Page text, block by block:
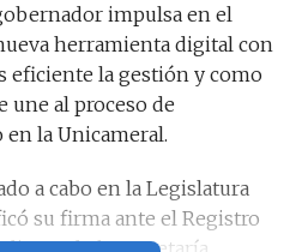
impulsa en el
herramienta digital con
eficiente la gestión y como
une al proceso de
la Unicameral.
a cabo en la Legislatura
su firma ante el Registro